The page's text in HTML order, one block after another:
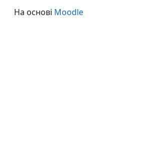
На основі Moodle